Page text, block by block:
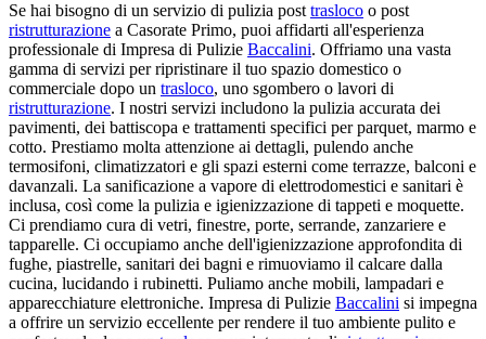
Se hai bisogno di un servizio di pulizia posttrasloco o post
ristrutturazione a Casorate Primo, puoi affidarti all'esperienza
professionale di Impresa di Pulizie Baccalini. Offriamo una vasta
gamma di servizi per ripristinare il tuo spazio domestico o
commerciale dopo un trasloco, uno sgombero o lavori di
ristrutturazione. I nostri servizi includono la pulizia accurata dei
pavimenti, dei battiscopa e trattamenti specifici per parquet, marmo e
cotto. Prestiamo molta attenzione ai dettagli, pulendo anche
termosifoni, climatizzatori e gli spazi esterni come terrazze, balconi e
davanzali. La sanificazione a vapore di elettrodomestici e sanitari è
inclusa, così come la pulizia e igienizzazione di tappeti e moquette.
Ci prendiamo cura di vetri, finestre, porte, serrande, zanzariere e
tapparelle. Ci occupiamo anche dell'igienizzazione approfondita di
fughe, piastrelle, sanitari dei bagni e rimuoviamo il calcare dalla
cucina, lucidando i rubinetti. Puliamo anche mobili, lampadari e
apparecchiature elettroniche. Impresa di Pulizie Baccalini si impegna
a offrire un servizio eccellente per rendere il tuo ambiente pulito e